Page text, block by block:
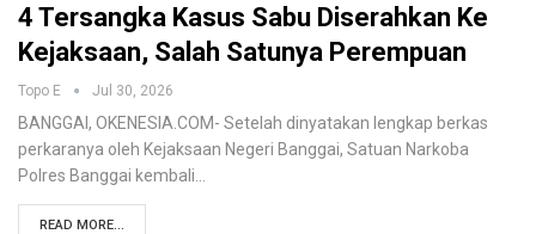
4 Tersangka Kasus Sabu Diserahkan Ke
Kejaksaan, Salah Satunya Perempuan
Topo E Jul 30, 2026
BANGGAI, OKENESIA.COM- Setelah dinyatakan lengkap berkas
perkaranya oleh Kejaksaan Negeri Banggai, Satuan Narkoba
Polres Banggai kembali…
READ MORE...